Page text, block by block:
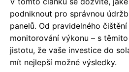
podniknout pro správnou
panelů. Od pravidelného
monitorování výkonu – s
jistotu, že vaše investice do
mít nejlepší možné výsledky.